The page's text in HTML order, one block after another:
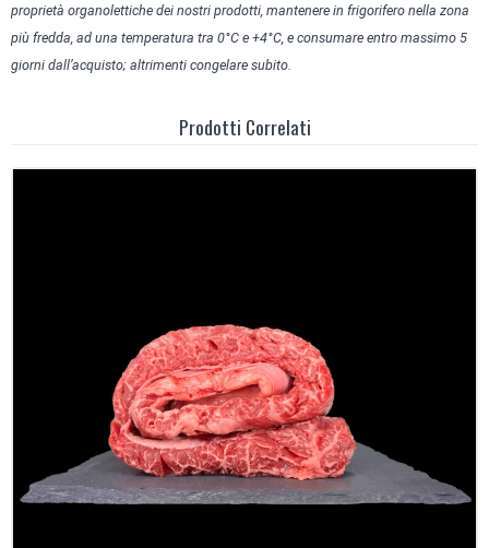
proprietà organolettiche dei nostri prodotti, mantenere in frigorifero nella zona
più fredda, ad una temperatura tra 0°C e +4°C, e consumare entro massimo 5
giorni dall’acquisto; altrimenti congelare subito.
Prodotti Correlati